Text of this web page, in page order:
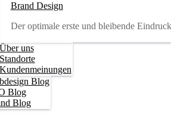
Brand Design
Der optimale erste und bleibende Eindruck
Über uns
Standorte
Kundenmeinungen
Blog
Blog
Blog